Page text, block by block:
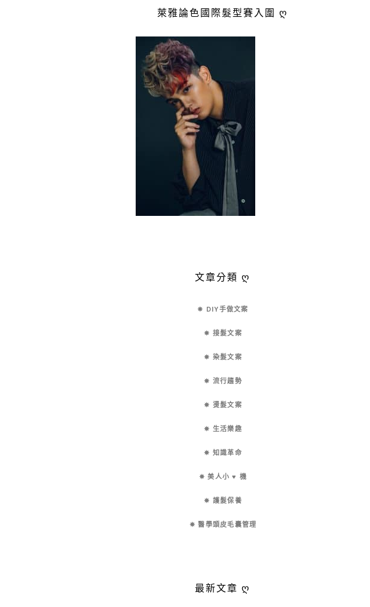
萊雅論色國際髮型賽入圍 ღ
文章分類 ღ
✵ DIY手做文案
✵ 接髮文案
✵ 染髮文案
✵ 流行趨勢
✵ 燙髮文案
✵ 生活樂趣
✵ 知識革命
✵ 美人小 ♥ 機
✵ 護髮保養
✵ 醫學頭皮毛囊管理
最新文章 ღ